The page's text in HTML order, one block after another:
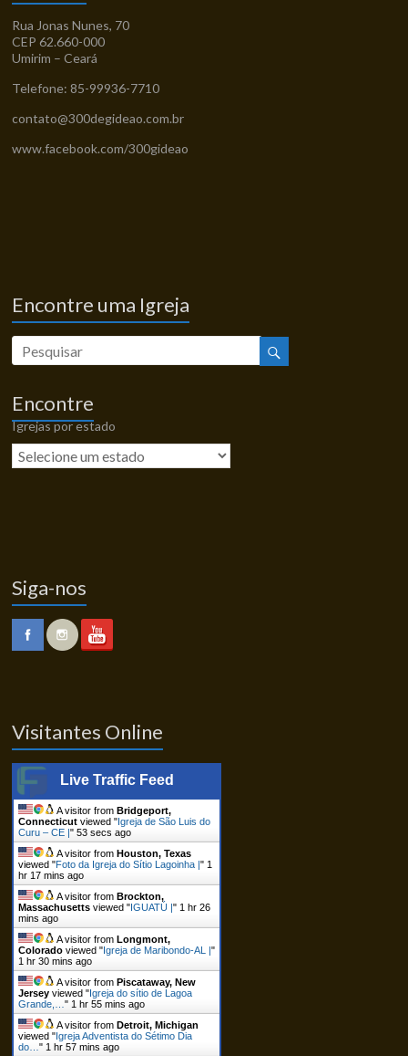
Rua Jonas Nunes, 70
CEP 62.660-000
Umirim – Ceará
Telefone: 85-99936-7710
contato@300degideao.com.br
www.facebook.com/300gideao
Encontre uma Igreja
Encontre
Igrejas por estado
Siga-nos
Visitantes Online
Live Traffic Feed
A visitor fromBridgeport,
Connecticut viewed "Igreja de São Luis do
Curu – CE |"53 secs ago
A visitor fromHouston, Texas
viewed "Foto da Igreja do Sítio Lagoinha |" 1
hr 17 mins ago
A visitor fromBrockton,
Massachusetts viewed "IGUATÚ |" 1 hr 26
mins ago
A visitor fromLongmont,
Colorado viewed "Igreja de Maribondo-AL |"
1 hr 30 mins ago
A visitor fromPiscataway, New
Jersey viewed "Igreja do sítio de Lagoa
Grande,…" 1 hr 55 mins ago
A visitor fromDetroit, Michigan
viewed "Igreja Adventista do Sétimo Dia
do…" 1 hr 57 mins ago